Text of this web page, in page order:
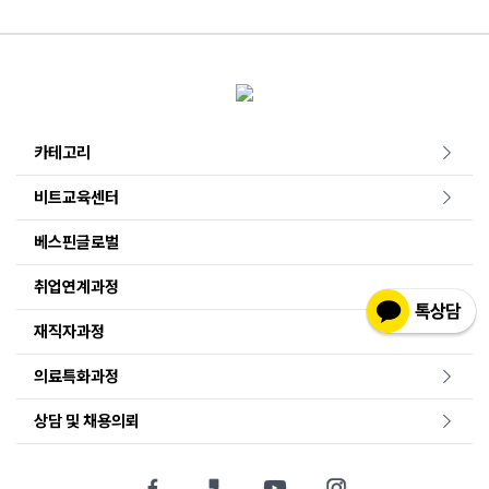
카테고리
비트교육센터
베스핀글로벌
취업연계과정
재직자과정
의료특화과정
상담 및 채용의뢰